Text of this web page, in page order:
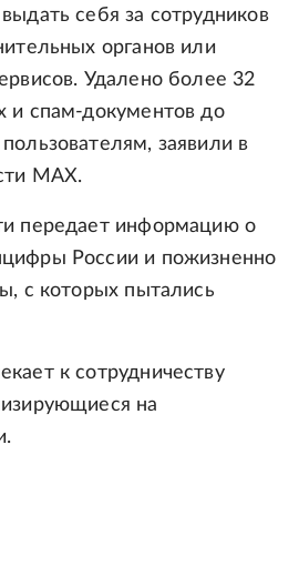
себя за сотрудников
органов или
Удалено более 32
и спам-документов до
заявили в
MAX.
передает информацию о
России и пожизненно
с которых пытались
к сотрудничеству
на